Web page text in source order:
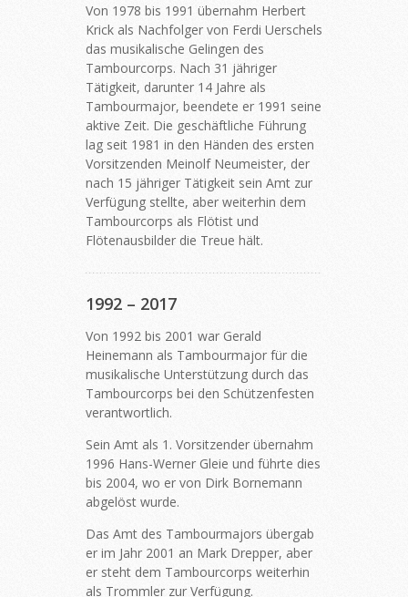
Von 1978 bis 1991 übernahm Herbert
Krick als Nachfolger von Ferdi Uerschels
das musikalische Gelingen des
Tambourcorps. Nach 31 jähriger
Tätigkeit, darunter 14 Jahre als
Tambourmajor, beendete er 1991 seine
aktive Zeit. Die geschäftliche Führung
lag seit 1981 in den Händen des ersten
Vorsitzenden Meinolf Neumeister, der
nach 15 jähriger Tätigkeit sein Amt zur
Verfügung stellte, aber weiterhin dem
Tambourcorps als Flötist und
Flötenausbilder die Treue hält.
1992 – 2017
Von 1992 bis 2001 war Gerald
Heinemann als Tambourmajor für die
musikalische Unterstützung durch das
Tambourcorps bei den Schützenfesten
verantwortlich.
Sein Amt als 1. Vorsitzender übernahm
1996 Hans-Werner Gleie und führte dies
bis 2004, wo er von Dirk Bornemann
abgelöst wurde.
Das Amt des Tambourmajors übergab
er im Jahr 2001 an Mark Drepper, aber
er steht dem Tambourcorps weiterhin
als Trommler zur Verfügung.